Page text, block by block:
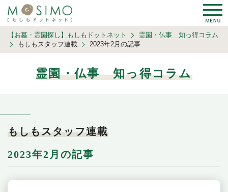
【お墓・霊園探し】もしもドットネット
霊園・仏事 知っ得コラム
もしもスタッフ連載
2023年2月の記事
霊園・仏事 知っ得コラム
もしもスタッフ連載
2023年2月の記事